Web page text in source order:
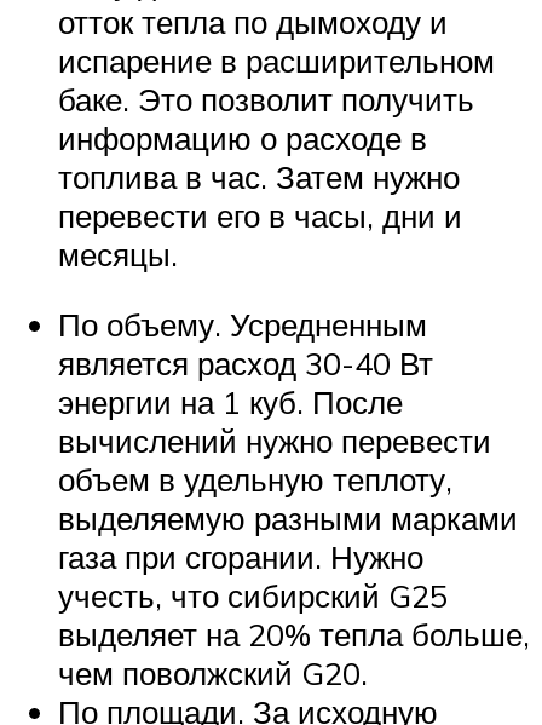
отток тепла по дымоходу и
испарение в расширительном
баке. Это позволит получить
информацию о расходе в
топлива в час. Затем нужно
перевести его в часы, дни и
месяцы.
По объему. Усредненным
является расход 30-40 Вт
энергии на 1 куб. После
вычислений нужно перевести
объем в удельную теплоту,
выделяемую разными марками
газа при сгорании. Нужно
учесть, что сибирский G25
выделяет на 20% тепла больше,
чем поволжский G20.
По площади. За исходную